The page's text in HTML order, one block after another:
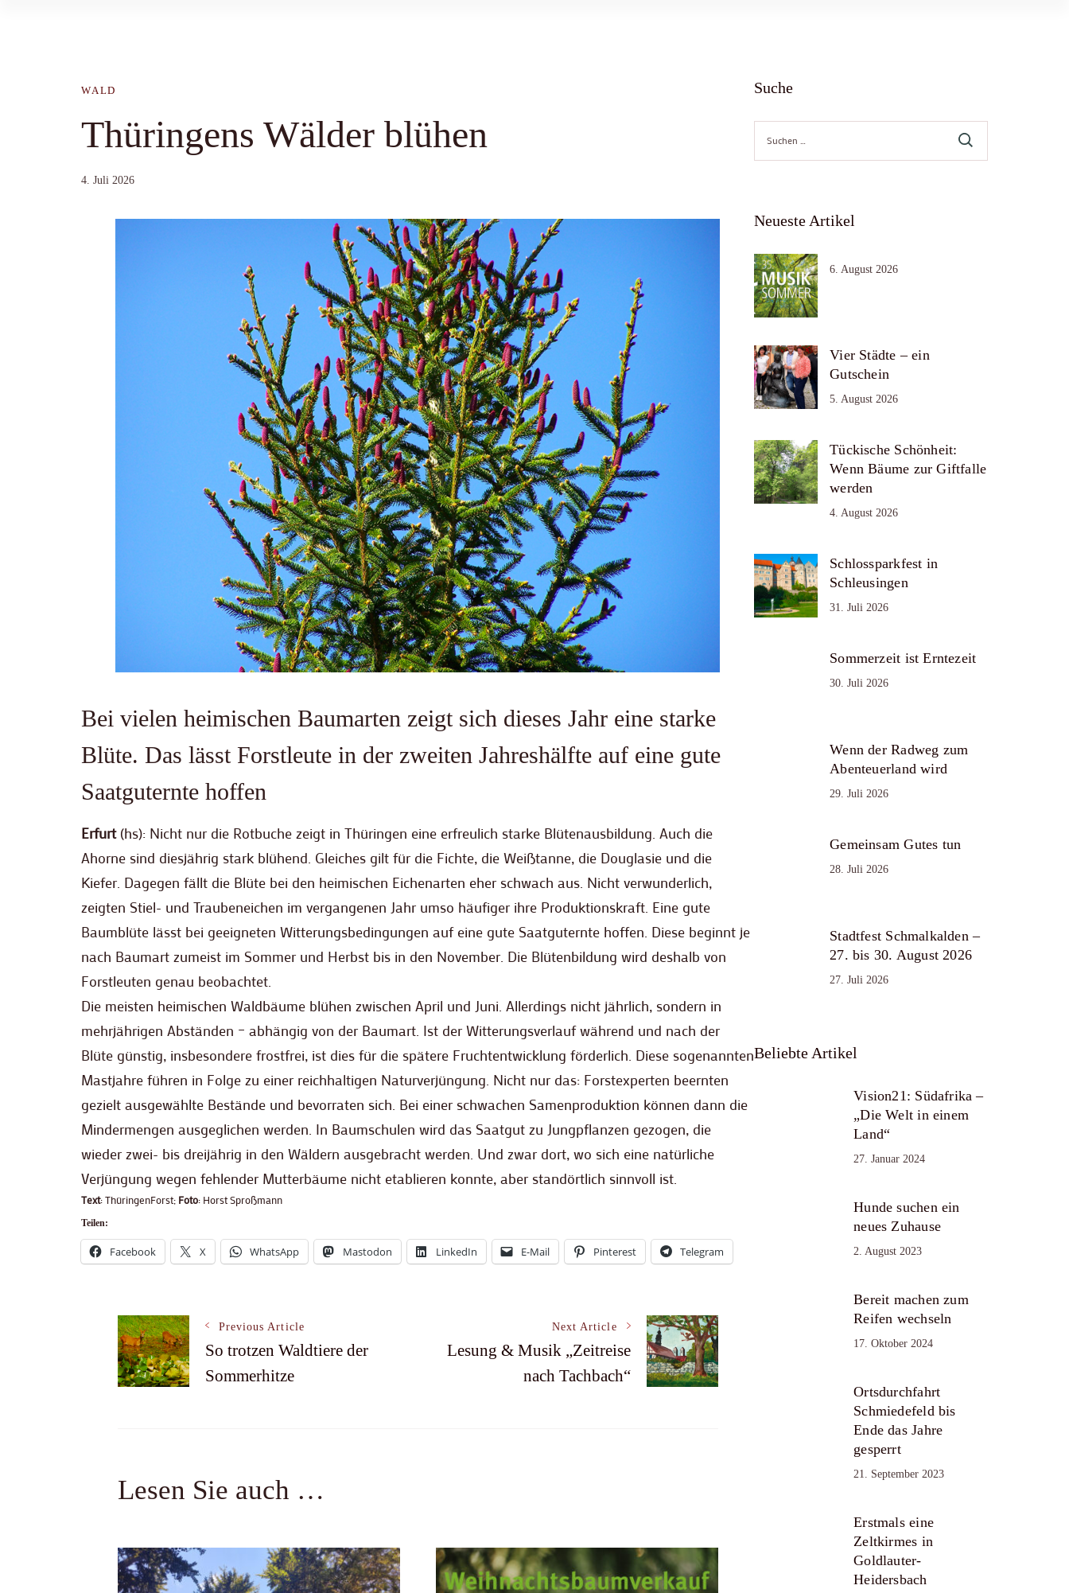
WALD
Thüringens Wälder blühen
4. Juli 2026
Bei vielen heimischen Baumarten zeigt sich dieses Jahr eine starke
Blüte. Das lässt Forstleute in der zweiten Jahreshälfte auf eine gute
Saatguternte hoffen
Erfurt(hs): Nicht nur die Rotbuche zeigt in Thüringen eine erfreulich starke Blütenausbildung. Auch die
Ahorne sind diesjährig stark blühend. Gleiches gilt für die Fichte, die Weißtanne, die Douglasie und die
Kiefer. Dagegen fällt die Blüte bei den heimischen Eichenarten eher schwach aus. Nicht verwunderlich,
zeigten Stiel- und Traubeneichen im vergangenen Jahr umso häufiger ihre Produktionskraft. Eine gute
Baumblüte lässt bei geeigneten Witterungsbedingungen auf eine gute Saatguternte hoffen. Diese beginnt je
nach Baumart zumeist im Sommer und Herbst bis in den November. Die Blütenbildung wird deshalb von
Forstleuten genau beobachtet.
Die meisten heimischen Waldbäume blühen zwischen April und Juni. Allerdings nicht jährlich, sondern in
mehrjährigen Abständen – abhängig von der Baumart. Ist der Witterungsverlauf während und nach der
Blüte günstig, insbesondere frostfrei, ist dies für die spätere Fruchtentwicklung förderlich. Diese sogenannten
Mastjahre führen in Folge zu einer reichhaltigen Naturverjüngung. Nicht nur das: Forstexperten beernten
gezielt ausgewählte Bestände und bevorraten sich. Bei einer schwachen Samenproduktion können dann die
Mindermengen ausgeglichen werden. In Baumschulen wird das Saatgut zu Jungpflanzen gezogen, die
wieder zwei- bis dreijährig in den Wäldern ausgebracht werden. Und zwar dort, wo sich eine natürliche
Verjüngung wegen fehlender Mutterbäume nicht etablieren konnte, aber standörtlich sinnvoll ist.
Text: ThüringenForst; Foto: Horst Sproßmann
Teilen:
Facebook X WhatsApp Mastodon LinkedIn E-Mail Pinterest Telegram
Post
Navigation
Previous Article
So trotzen Waldtiere der
Sommerhitze
Next Article
Lesung & Musik „Zeitreise
nach Tachbach“
Lesen Sie auch …
Suche
Suche
nach:
Neueste Artikel
6. August 2026
Vier Städte – ein
Gutschein
5. August 2026
Tückische Schönheit:
Wenn Bäume zur Giftfalle
werden
4. August 2026
Schlossparkfest in
Schleusingen
31. Juli 2026
Sommerzeit ist Erntezeit
30. Juli 2026
Wenn der Radweg zum
Abenteuerland wird
29. Juli 2026
Gemeinsam Gutes tun
28. Juli 2026
Stadtfest Schmalkalden –
27. bis 30. August 2026
27. Juli 2026
Beliebte Artikel
Vision21: Südafrika –
„Die Welt in einem
Land“
27. Januar 2024
Hunde suchen ein
neues Zuhause
2. August 2023
Bereit machen zum
Reifen wechseln
17. Oktober 2024
Ortsdurchfahrt
Schmiedefeld bis
Ende das Jahre
gesperrt
21. September 2023
Erstmals eine
Zeltkirmes in
Goldlauter-
Heidersbach